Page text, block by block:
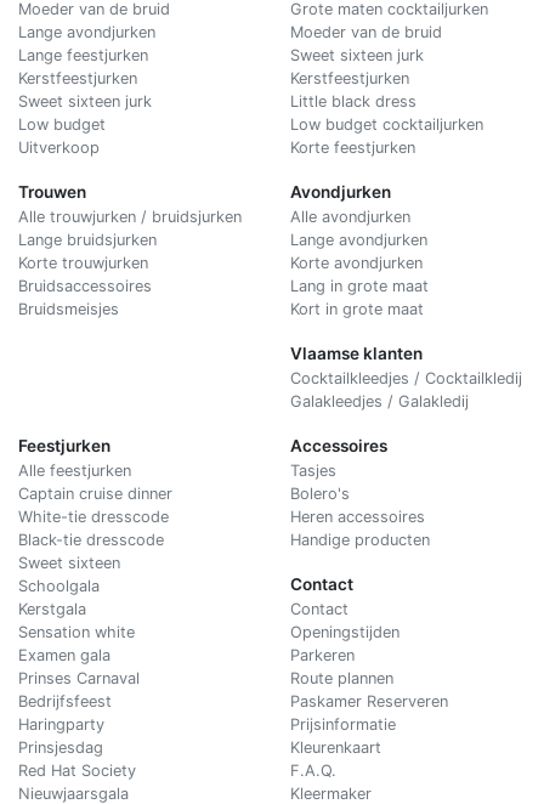
Moeder van de bruid
Lange avondjurken
Lange feestjurken
Kerstfeestjurken
Sweet sixteen jurk
Low budget
Uitverkoop
Trouwen
Alle trouwjurken / bruidsjurken
Lange bruidsjurken
Korte trouwjurken
Bruidsaccessoires
Bruidsmeisjes
Grote maten cocktailjurken
Moeder van de bruid
Sweet sixteen jurk
Kerstfeestjurken
Little black dress
Low budget cocktailjurken
Korte feestjurken
Avondjurken
Alle avondjurken
Lange avondjurken
Korte avondjurken
Lang in grote maat
Kort in grote maat
Vlaamse klanten
Cocktailkleedjes / Cocktailkledij
Galakleedjes / Galakledij
Feestjurken
Alle feestjurken
Captain cruise dinner
White-tie dresscode
Black-tie dresscode
Sweet sixteen
Schoolgala
Kerstgala
Sensation white
Examen gala
Prinses Carnaval
Bedrijfsfeest
Haringparty
Prinsjesdag
Red Hat Society
Nieuwjaarsgala
Accessoires
Tasjes
Bolero's
Heren accessoires
Handige producten
Contact
Contact
Openingstijden
Parkeren
Route plannen
Paskamer Reserveren
Prijsinformatie
Kleurenkaart
F.A.Q.
Kleermaker